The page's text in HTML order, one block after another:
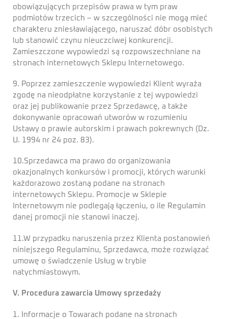
obowiązujących przepisów prawa w tym praw
podmiotów trzecich – w szczególności nie mogą mieć
charakteru zniesławiającego, naruszać dóbr osobistych
lub stanowić czynu nieuczciwej konkurencji.
Zamieszczone wypowiedzi są rozpowszechniane na
stronach internetowych Sklepu Internetowego.
9. Poprzez zamieszczenie wypowiedzi Klient wyraża
zgodę na nieodpłatne korzystanie z tej wypowiedzi
oraz jej publikowanie przez Sprzedawcę, a także
dokonywanie opracowań utworów w rozumieniu
Ustawy o prawie autorskim i prawach pokrewnych (Dz.
U. 1994 nr 24 poz. 83).
10.Sprzedawca ma prawo do organizowania
okazjonalnych konkursów i promocji, których warunki
każdorazowo zostaną podane na stronach
internetowych Sklepu. Promocje w Sklepie
Internetowym nie podlegają łączeniu, o ile Regulamin
danej promocji nie stanowi inaczej.
11.W przypadku naruszenia przez Klienta postanowień
niniejszego Regulaminu, Sprzedawca, może rozwiązać
umowę o świadczenie Usług w trybie
natychmiastowym.
V. Procedura zawarcia Umowy sprzedaży
1. Informacje o Towarach podane na stronach